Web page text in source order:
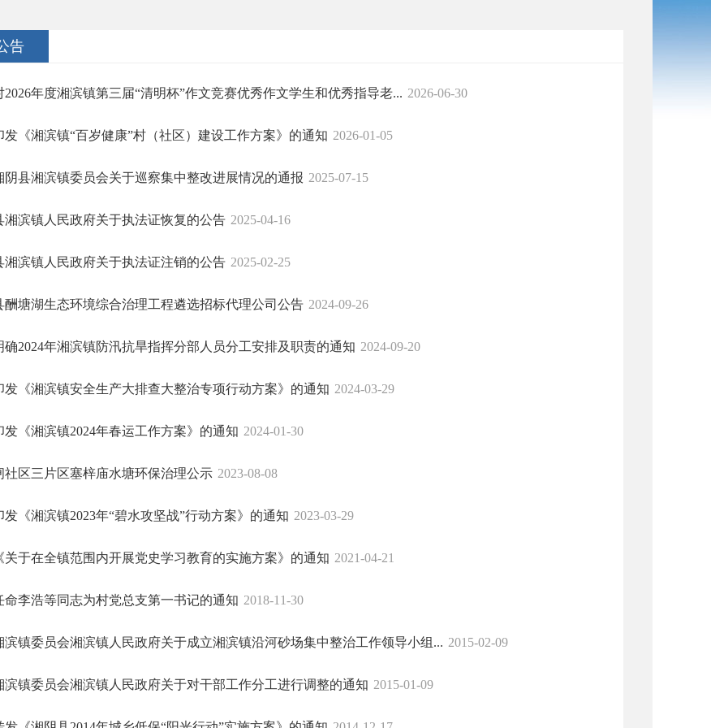
告
2026年度湘滨镇第三届“清明杯”作文竞赛优秀作文学生和优秀指导老... 2026-06-30
发《湘滨镇“百岁健康”村（社区）建设工作方案》的通知 2026-01-05
阴县湘滨镇委员会关于巡察集中整改进展情况的通报 2025-07-15
湘滨镇人民政府关于执法证恢复的公告 2025-04-16
湘滨镇人民政府关于执法证注销的公告 2025-02-25
酬塘湖生态环境综合治理工程遴选招标代理公司公告 2024-09-26
确2024年湘滨镇防汛抗旱指挥分部人员分工安排及职责的通知 2024-09-20
发《湘滨镇安全生产大排查大整治专项行动方案》的通知 2024-03-29
发《湘滨镇2024年春运工作方案》的通知 2024-01-30
社区三片区塞梓庙水塘环保治理公示 2023-08-08
发《湘滨镇2023年“碧水攻坚战”行动方案》的通知 2023-03-29
关于在全镇范围内开展党史学习教育的实施方案》的通知 2021-04-21
命李浩等同志为村党总支第一书记的通知 2018-11-30
滨镇委员会湘滨镇人民政府关于成立湘滨镇沿河砂场集中整治工作领导小组... 2015-02-09
滨镇委员会湘滨镇人民政府关于对干部工作分工进行调整的通知 2015-01-09